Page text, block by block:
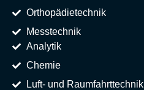
Orthopädietechnik
Messtechnik
Analytik
Chemie
Luft- und Raumfahrttechnik